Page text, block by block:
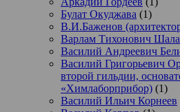
Булат Окуджава (1)
В.И.Баженов
Варлам Тихонович
Василий Андреевич
Василий Григорьевич
второй гильдии,
«Химлаборприбор) (1)
Василий Ильич Корнеев